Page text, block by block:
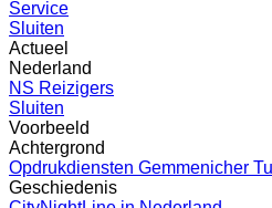
Service
Sluiten
Actueel
Nederland
NS Reizigers
Sluiten
Voorbeeld
Achtergrond
Opdrukdiensten Gemmenicher
Geschiedenis